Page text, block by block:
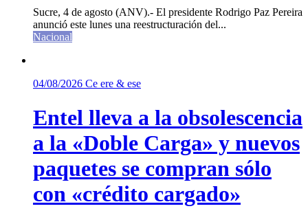
Sucre, 4 de agosto (ANV).- El presidente Rodrigo Paz Pereira
anunció este lunes una reestructuración del...
Nacional
04/08/2026 Ce ere & ese
Entel lleva a la obsolescencia
a la «Doble Carga» y nuevos
paquetes se compran sólo
con «crédito cargado»